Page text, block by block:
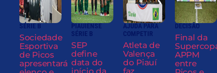
SÉRIE B
Sociedade
Esportiva
de Picos
apresentará
PIAUIENSE
SÉRIE B
SEP
define
data do
AJUDA PARA
COMPETIR
Atleta de
Valença
do Piauí
DECISÃO
Final da
APPM
entre